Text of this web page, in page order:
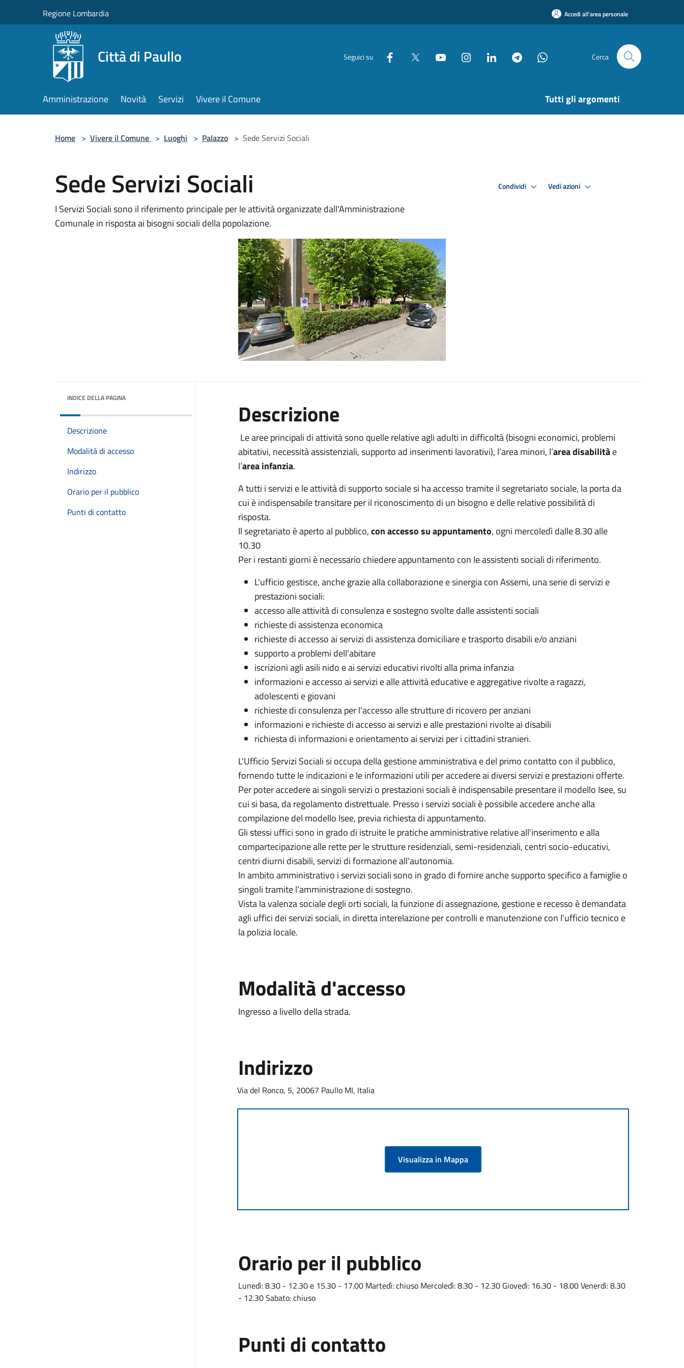
Regione Lombardia Accedi all'area personale
Città di Paullo Seguici su Cerca
Amministrazione Novità Servizi Vivere il Comune Tutti gli argomenti
Home > Vivere il Comune > Luoghi > Palazzo > Sede Servizi Sociali
Sede Servizi Sociali
I Servizi Sociali sono il riferimento principale per le attività organizzate dall'Amministrazione
Comunale in risposta ai bisogni sociali della popolazione.
Condividi Vedi azioni
INDICE DELLA PAGINA
Descrizione
Modalità di accesso
Indirizzo
Orario per il pubblico
Punti di contatto
Descrizione
Le aree principali di attività sono quelle relative agli adulti in difficoltà (bisogni economici, problemi
abitativi, necessità assistenziali, supporto ad inserimenti lavorativi), l’area minori, l’area disabilitàe
l’area infanzia.
A tutti i servizi e le attività di supporto sociale si ha accesso tramite il segretariato sociale, la porta da
cui è indispensabile transitare per il riconoscimento di un bisogno e delle relative possibilità di
risposta.
Il segretariato è aperto al pubblico,con accesso su appuntamento, ogni mercoledì dalle 8.30 alle
10.30
Per i restanti giorni è necessario chiedere appuntamento con le assistenti sociali di riferimento.
L'ufficio gestisce, anche grazie alla collaborazione e sinergia con Assemi, una serie di servizi e
prestazioni sociali:
accesso alle attività di consulenza e sostegno svolte dalle assistenti sociali
richieste di assistenza economica
richieste di accesso ai servizi di assistenza domiciliare e trasporto disabili e/o anziani
supporto a problemi dell’abitare
iscrizioni agli asili nido e ai servizi educativi rivolti alla prima infanzia
informazioni e accesso ai servizi e alle attività educative e aggregative rivolte a ragazzi,
adolescenti e giovani
richieste di consulenza per l'accesso alle strutture di ricovero per anziani
informazioni e richieste di accesso ai servizi e alle prestazioni rivolte ai disabili
richiesta di informazioni e orientamento ai servizi per i cittadini stranieri.
L'Ufficio Servizi Sociali si occupa della gestione amministrativa e del primo contatto con il pubblico,
fornendo tutte le indicazioni e le informazioni utili per accedere ai diversi servizi e prestazioni offerte.
Per poter accedere ai singoli servizi o prestazioni sociali è indispensabile presentare il modello Isee, su
cui si basa, da regolamento distrettuale. Presso i servizi sociali è possibile accedere anche alla
compilazione del modello Isee, previa richiesta di appuntamento.
Gli stessi uffici sono in grado di istruite le pratiche amministrative relative all'inserimento e alla
compartecipazione alle rette per le strutture residenziali, semi-residenziali, centri socio-educativi,
centri diurni disabili, servizi di formazione all'autonomia.
In ambito amministrativo i servizi sociali sono in grado di fornire anche supporto specifico a famiglie o
singoli tramite l’amministrazione di sostegno.
Vista la valenza sociale degli orti sociali, la funzione di assegnazione, gestione e recesso è demandata
agli uffici dei servizi sociali, in diretta interelazione per controlli e manutenzione con l’ufficio tecnico e
la polizia locale.
Modalità d'accesso
Ingresso a livello della strada.
Indirizzo
Via del Ronco, 5, 20067 Paullo MI, Italia
Visualizza in Mappa
Orario per il pubblico
Lunedì: 8.30 - 12.30 e 15.30 - 17.00 Martedì: chiuso Mercoledì: 8.30 - 12.30 Giovedì: 16.30 - 18.00 Venerdì: 8.30
- 12.30 Sabato: chiuso
Punti di contatto